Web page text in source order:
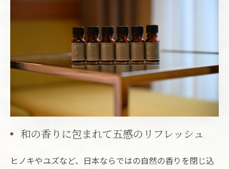
和の香りに包まれて五感のリフレッシュ
ヒノキやユズなど、日本ならではの自然の香りを閉じ込